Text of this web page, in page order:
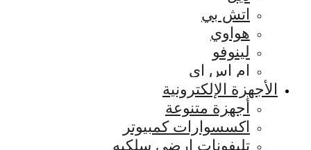
اتش بي
هواوي
لينوفو
ام اس اي
الأجهزة الإلكترونية
أجهزة متنوعة
اكسسوارات كمبيوتر
تليفونات ارضي سلكيه